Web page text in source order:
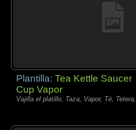
Plantilla:Tea Kettle Saucer
Cup Vapor
Vajilla el platillo, Taza, Vapor, Té, Tetera,